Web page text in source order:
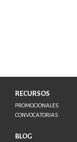
RECURSOS
PROMOCIONALES
CONVOCATORIAS
BLOG